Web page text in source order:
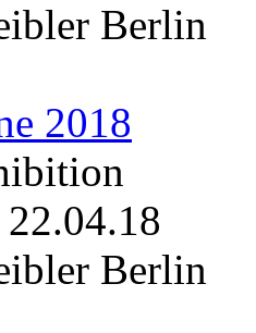
Berlin
2018
22.04.18
Berlin